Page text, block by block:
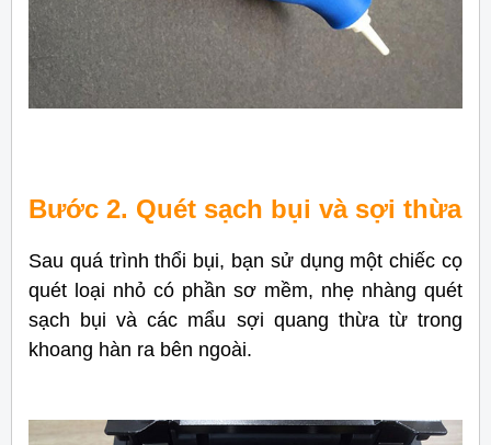
Bước 2. Quét sạch bụi và sợi thừa
Sau quá trình thổi bụi, bạn sử dụng một chiếc cọ
quét loại nhỏ có phần sơ mềm, nhẹ nhàng quét
sạch bụi và các mẩu sợi quang thừa từ trong
khoang hàn ra bên ngoài.